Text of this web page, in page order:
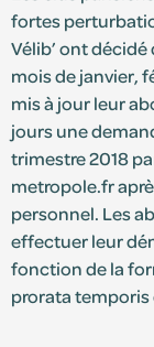
fortes
Vélib’ ont
mois de janvier,
mis à jour leur
jours une
trimestre 2018
metropole.fr
personnel. Les
effectuer leur
fonction de la
prorata temporis